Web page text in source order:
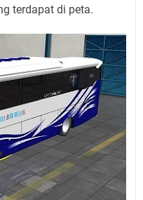
terdapat di peta.